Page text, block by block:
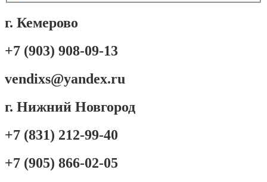
г. Кемерово
+7 (903) 908-09-13
vendixs@yandex.ru
г. Нижний Новгород
+7 (831) 212-99-40
+7 (905) 866-02-05